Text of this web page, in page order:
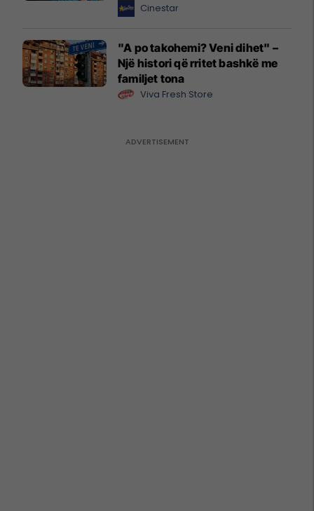
Cinestar
"A po takohemi? Veni dihet" –
Një histori që rritet bashkë me
familjet tona
Viva Fresh Store